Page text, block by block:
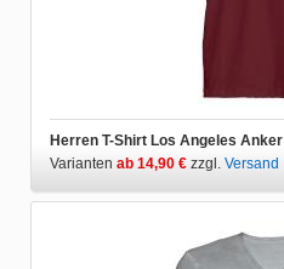
Herren T-Shirt Los Angeles Anker
Varianten ab 14,90 € zzgl. Versand